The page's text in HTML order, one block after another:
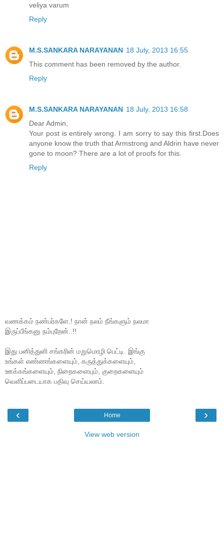
veliya varum
Reply
M.S.SANKARA NARAYANAN 18 July, 2013 16:55
This comment has been removed by the author.
Reply
M.S.SANKARA NARAYANAN 18 July, 2013 16:58
Dear Admin,
Your post is entirely wrong. I am sorry to say this first.Does
anyone know the truth that Armstrong and Aldrin have never
gone to moon? There are a lot of proofs for this.
Reply
வணக்கம் நண்பர்களே.! நான் நலம் நீங்களும் நலமா
இருப்பீங்கனு நம்புறேன்..!!
இது பனித்துளி சங்கரின் மறுமொழி பெட்டி. இங்கு
உங்கள் எண்ணங்களையும், கருத்துக்களையும்,
ஊக்கங்களையும், நிறைகளையும், குறைகளையும்
வெளிப்படையாக பதிவு செய்யலாம்.
‹ ›
Home
View web version